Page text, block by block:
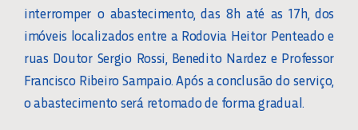
interromper o abastecimento, das 8h até as 17h, dos
imóveis localizados entre a Rodovia Heitor Penteado e
ruas Doutor Sergio Rossi, Benedito Nardez e Professor
Francisco Ribeiro Sampaio. Após a conclusão do serviço,
o abastecimento será retomado de forma gradual.